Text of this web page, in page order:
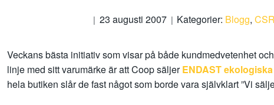
23 augusti 2007 Kategorier: Blogg,CSR
Veckans bästa initiativ som visar på både kundmedvetenhet
linje med sitt varumärke är att Coop säljerENDAST
hela butiken slår de fast något som borde vara självklart ”Vi